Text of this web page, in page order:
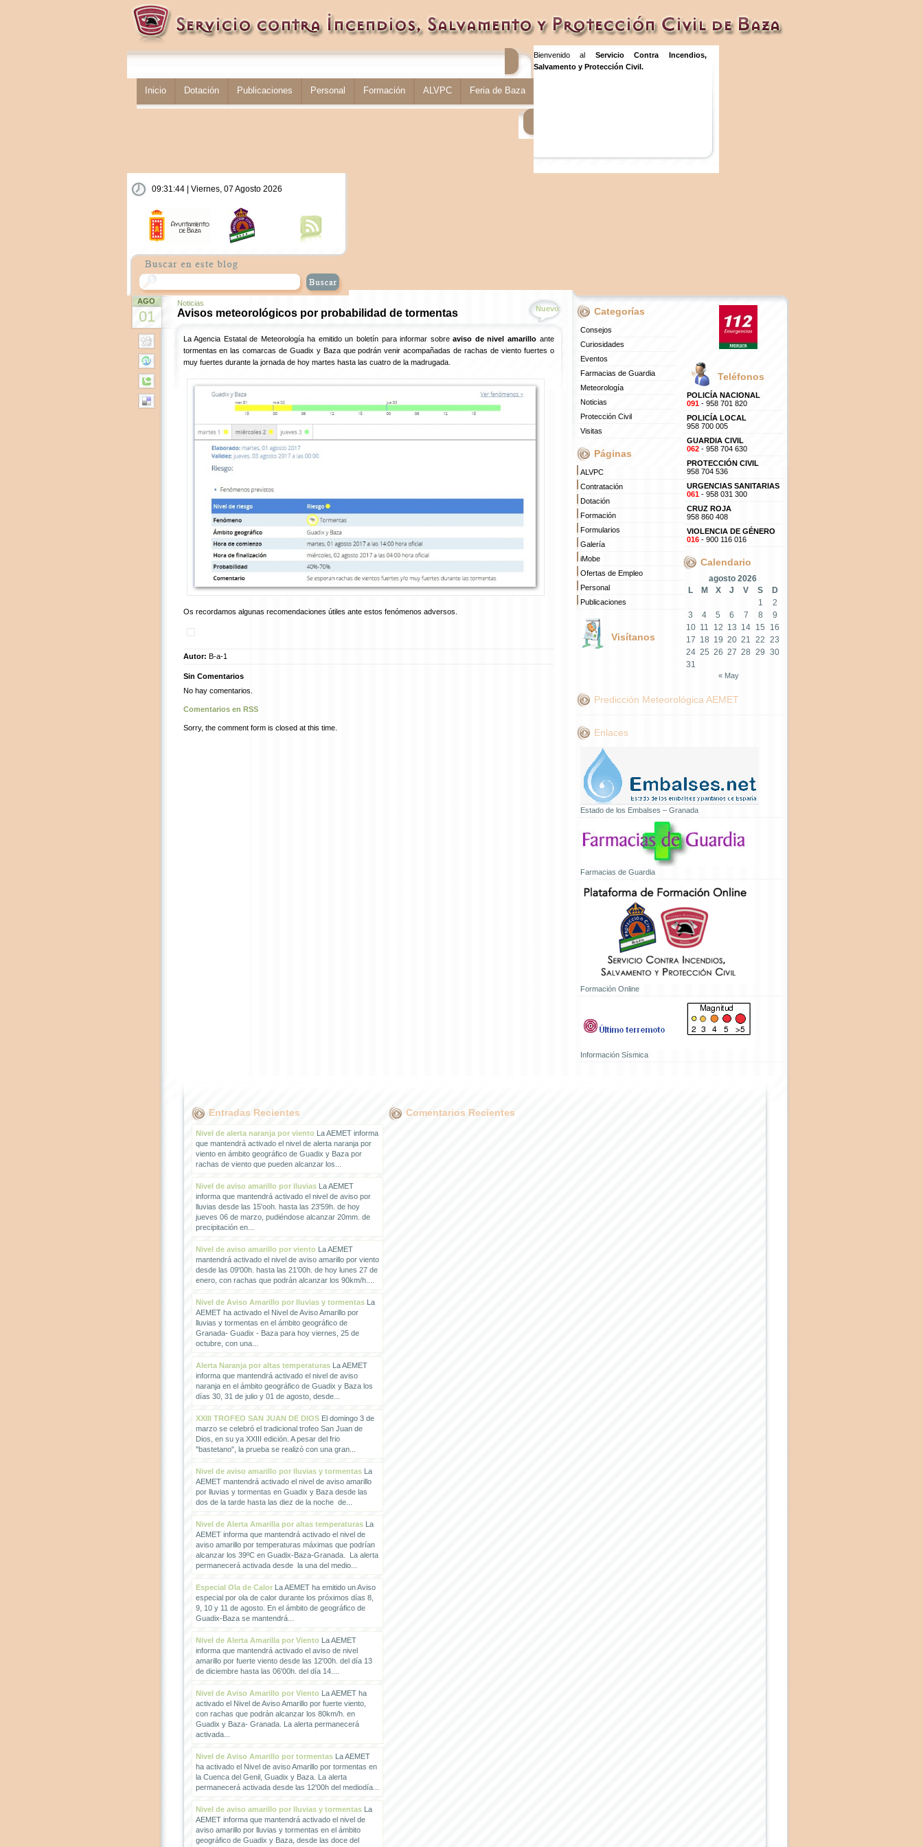
Inicio Dotación Publicaciones Personal Formación ALVPC Feria de Baza
Bienvenido al Servicio Contra Incendios,
Salvamento y Protección Civil.
09:31:45 | Viernes, 07 Agosto 2026
AGO
01
Noticias
Avisos meteorológicos por probabilidad de tormentas Nuevo
La Agencia Estatal de Meteorología ha emitido un boletín para informar sobreaviso de nivel amarilloante
tormentas en las comarcas de Guadix y Baza que podrán venir acompañadas de rachas de viento fuertes o
muy fuertes durante la jornada de hoy martes hasta las cuatro de la madrugada.
Os recordamos algunas recomendaciones útiles ante estos fenómenos adversos.
Autor: B-a-1
Sin Comentarios
No hay comentarios.
Comentarios en RSS
Sorry, the comment form is closed at this time.
Categorías
Consejos
Curiosidades
Eventos
Farmacias de Guardia
Meteorología
Noticias
Protección Civil
Visitas
Páginas
ALVPC
Contratación
Dotación
Formación
Formularios
Galería
iMobe
Ofertas de Empleo
Personal
Publicaciones
Visítanos
Teléfonos
POLICÍA NACIONAL
091- 958 701 820
POLICÍA LOCAL
958 700 005
GUARDIA CIVIL
062- 958 704 630
PROTECCIÓN CIVIL
958 704 536
URGENCIAS SANITARIAS
061- 958 031 300
CRUZ ROJA
958 860 408
VIOLENCIA DE GÉNERO
016- 900 116 016
Calendario
agosto 2026
L
M X J V S
D
1
2
3
4 5 6 7 8
9
10 11 12 13 14 15
16
17 18 19 20 21 22 23
24 25 26 27 28 29 30
31
« May
Predicción Meteorológica AEMET
Enlaces
Estado de los Embalses – Granada
Farmacias de Guardia
Formación Online
Información Sísmica
Entradas Recientes
Nivel de alerta naranja por vientoLa AEMET informa
que mantendrá activado el nivel de alerta naranja por
viento en ámbito geográfico de Guadix y Baza por
rachas de viento que pueden alcanzar los...
Nivel de aviso amarillo por lluviasLa AEMET
informa que mantendrá activado el nivel de aviso por
lluvias desde las 15'ooh. hasta las 23'59h. de hoy
jueves 06 de marzo, pudiéndose alcanzar 20mm. de
precipitación en...
Nivel de aviso amarillo por vientoLa AEMET
mantendrá activado el nivel de aviso amarillo por viento
desde las 09'00h. hasta las 21'00h. de hoy lunes 27 de
enero, con rachas que podrán alcanzar los 90km/h....
Nivel de Aviso Amarillo por lluvias y tormentasLa
AEMET ha activado el Nivel de Aviso Amarillo por
lluvias y tormentas en el ámbito geográfico de
Granada- Guadix - Baza para hoy viernes, 25 de
octubre, con una...
Alerta Naranja por altas temperaturasLa AEMET
informa que mantendrá activado el nivel de aviso
naranja en el ámbito geográfico de Guadix y Baza los
días 30, 31 de julio y 01 de agosto, desde...
XXIII TROFEO SAN JUAN DE DIOSEl domingo 3 de
marzo se celebró el tradicional trofeo San Juan de
Dios, en su ya XXIII edición. A pesar del frio
"bastetano", la prueba se realizó con una gran...
Nivel de aviso amarillo por lluvias y tormentasLa
AEMET mantendrá activado el nivel de aviso amarillo
por lluvias y tormentas en Guadix y Baza desde las
dos de la tarde hasta las diez de la noche de...
Nivel de Alerta Amarilla por altas temperaturasLa
AEMET informa que mantendrá activado el nivel de
aviso amarillo por temperaturas máximas que podrían
alcanzar los 39ºC en Guadix-Baza-Granada. La alerta
permanecerá activada desde la una del medio...
Especial Ola de CalorLa AEMET ha emitido un Aviso
especial por ola de calor durante los próximos días 8,
9, 10 y 11 de agosto. En el ámbito de geográfico de
Guadix-Baza se mantendrá...
Nivel de Alerta Amarilla por VientoLa AEMET
informa que mantendrá activado el aviso de nivel
amarillo por fuerte viento desde las 12'00h. del día 13
de diciembre hasta las 06'00h. del día 14....
Nivel de Aviso Amarillo por VientoLa AEMET ha
activado el Nivel de Aviso Amarillo por fuerte viento,
con rachas que podrán alcanzar los 80km/h. en
Guadix y Baza- Granada. La alerta permanecerá
activada...
Nivel de Aviso Amarillo por tormentasLa AEMET
ha activado el Nivel de aviso Amarillo por tormentas en
la Cuenca del Genil, Guadix y Baza. La alerta
permanecerá activada desde las 12'00h del mediodía...
Nivel de aviso amarillo por lluvias y tormentasLa
AEMET informa que mantendrá activado el nivel de
aviso amarillo por lluvias y tormentas en el ámbito
geográfico de Guadix y Baza, desde las doce del
Comentarios Recientes